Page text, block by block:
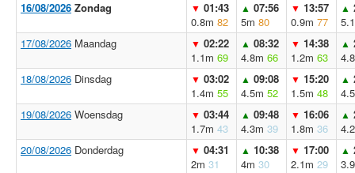
16/08/2026 Zondag ▼ 01:43
0.8m 82
▲ 07:56
5m 80
▼ 13:57
0.9m 77
▲
17/08/2026 Maandag ▼ 02:22
1.1m 69
▲ 08:32
4.8m 66
▼ 14:38
1.2m 63
▲
18/08/2026 Dinsdag ▼ 03:02
1.4m 55
▲ 09:08
4.5m 52
▼ 15:20
1.5m 48
▲
19/08/2026 Woensdag ▼ 03:44
1.7m 43
▲ 09:48
4.3m 39
▼ 16:06
1.8m 36
▲
20/08/2026 Donderdag ▼ 04:31
2m 31
▲ 10:38
4m 30
▼ 17:00
2.1m 29
▲